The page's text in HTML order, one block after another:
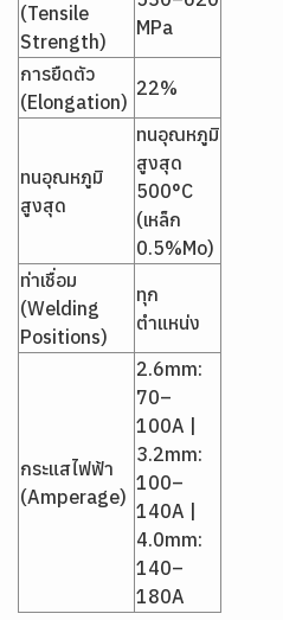
(Tensile
Strength)
MPa
การยืดตัว
(Elongation)
22%
ทนอุณหภูมิ
สูงสุด
ทนอุณหภูมิ
สูงสุด
500°C
(เหล็ก
0.5%Mo)
ท่าเชื่อม
(Welding
Positions)
ทุก
ตำแหน่ง
กระแสไฟฟ้า
(Amperage)
2.6mm:
70–
100A |
3.2mm:
100–
140A |
4.0mm:
140–
180A